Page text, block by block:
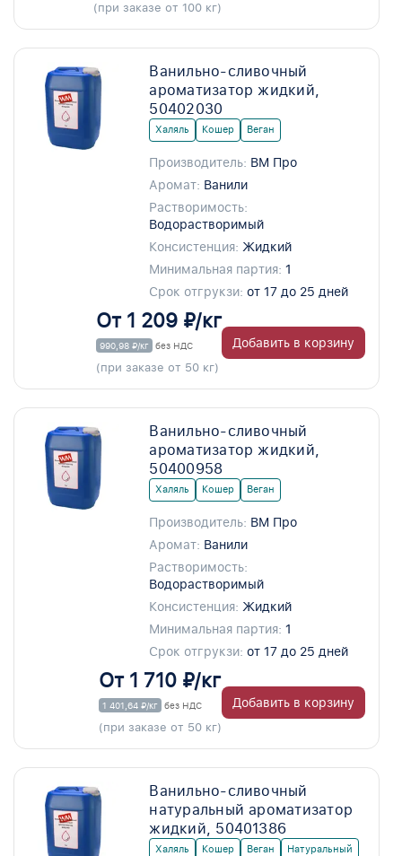
(при заказе от 100 кг)
Ванильно-сливочный
ароматизатор жидкий,
50402030
Халяль Кошер Веган
Производитель: ВМ Про
Аромат: Ванили
Растворимость:
Водорастворимый
Консистенция: Жидкий
Минимальная партия: 1
Срок отгрукзи: от 17 до 25 дней
От 1 209 ₽/кг
990,98 ₽/кг без НДС
(при заказе от 50 кг)
Добавить в корзину
Ванильно-сливочный
ароматизатор жидкий,
50400958
Халяль Кошер Веган
Производитель: ВМ Про
Аромат: Ванили
Растворимость:
Водорастворимый
Консистенция: Жидкий
Минимальная партия: 1
Срок отгрукзи: от 17 до 25 дней
От 1 710 ₽/кг
1 401,64 ₽/кг без НДС
(при заказе от 50 кг)
Добавить в корзину
Ванильно-сливочный
натуральный ароматизатор
жидкий, 50401386
Халяль Кошер Веган Натуральный